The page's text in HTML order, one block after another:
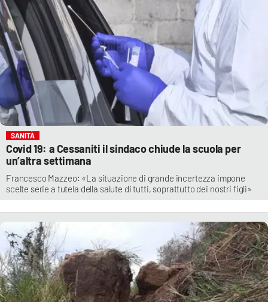
SANITÀ
Covid 19: a Cessaniti il sindaco chiude la scuola per
un’altra settimana
Francesco Mazzeo: «La situazione di grande incertezza impone
scelte serie a tutela della salute di tutti, soprattutto dei nostri figli»